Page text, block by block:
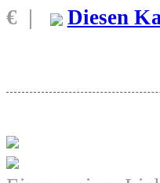
€ |
Diesen